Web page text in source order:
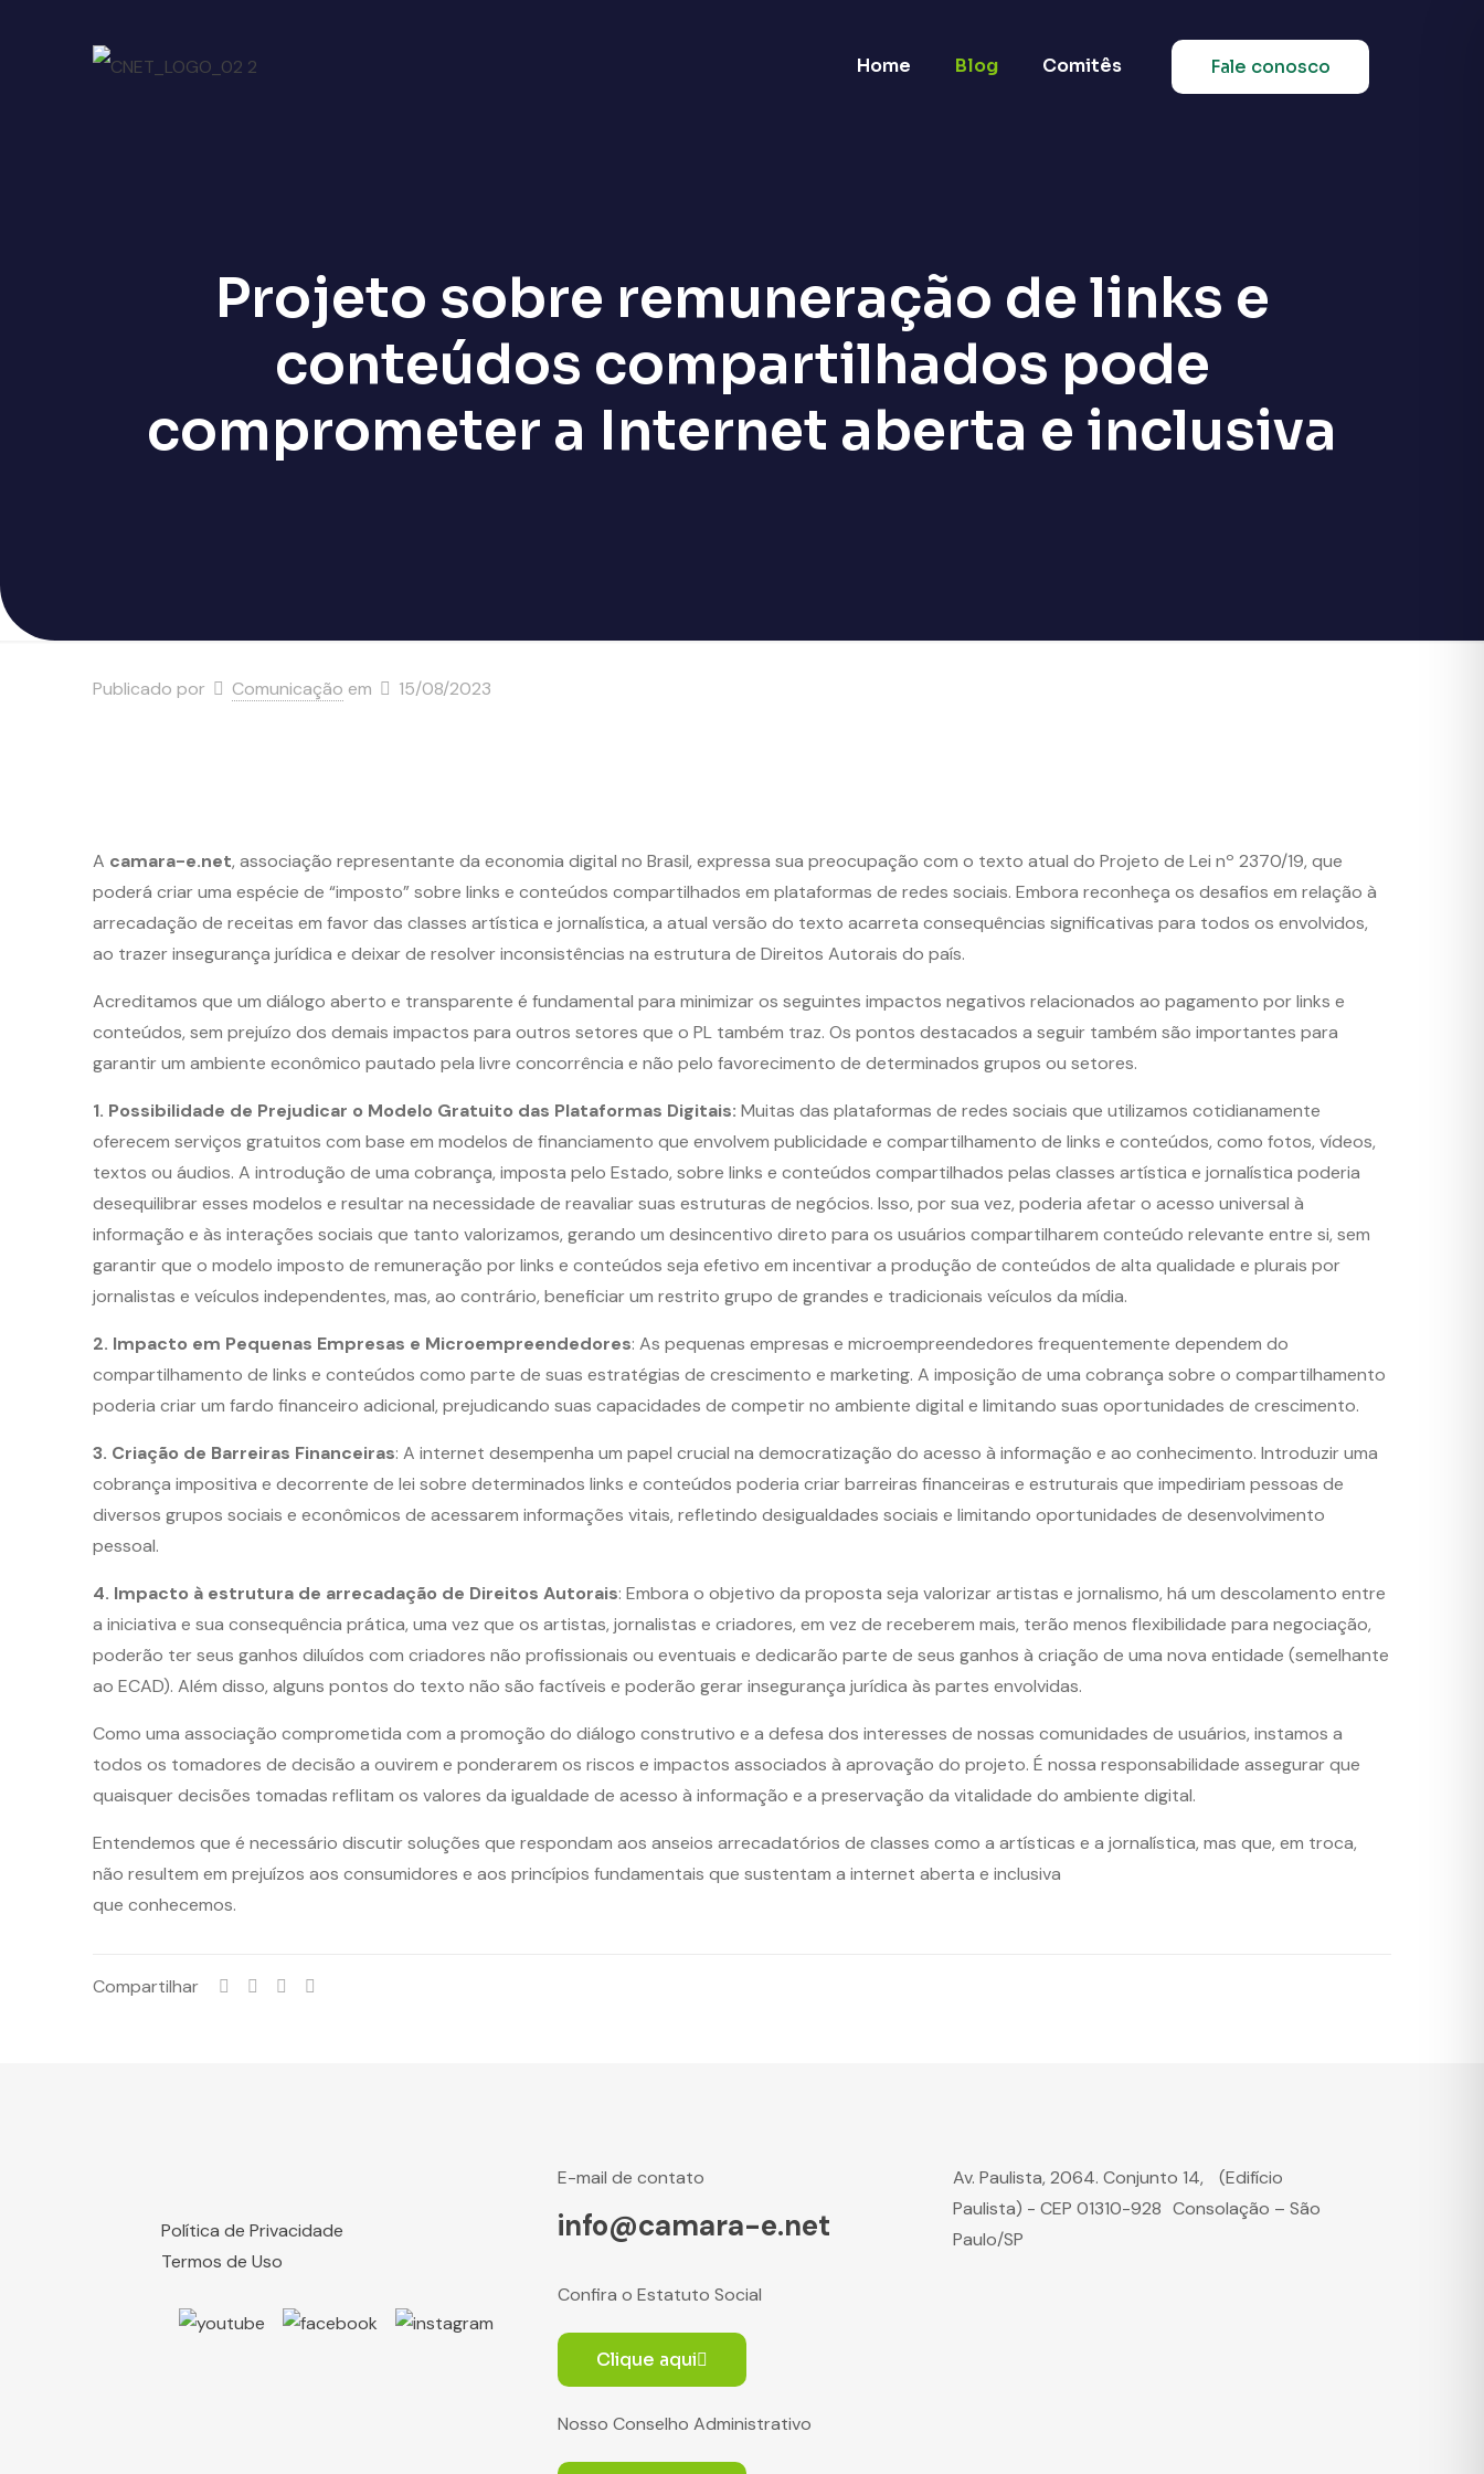
Home Blog Comitês Fale conosco
Projeto sobre remuneração de links e
conteúdos compartilhados pode
comprometer a Internet aberta e inclusiva
Publicado por Comunicação em 15/08/2023
A camara-e.net, associação representante da economia digital no Brasil, expressa sua preocupação com o texto atual do Projeto de Lei nº 2370/19, que
poderá criar uma espécie de “imposto” sobre links e conteúdos compartilhados em plataformas de redes sociais. Embora reconheça os desafios em relação à
arrecadação de receitas em favor das classes artística e jornalística, a atual versão do texto acarreta consequências significativas para todos os envolvidos,
ao trazer insegurança jurídica e deixar de resolver inconsistências na estrutura de Direitos Autorais do país.
Acreditamos que um diálogo aberto e transparente é fundamental para minimizar os seguintes impactos negativos relacionados ao pagamento por links e
conteúdos, sem prejuízo dos demais impactos para outros setores que o PL também traz. Os pontos destacados a seguir também são importantes para
garantir um ambiente econômico pautado pela livre concorrência e não pelo favorecimento de determinados grupos ou setores.
1. Possibilidade de Prejudicar o Modelo Gratuito das Plataformas Digitais: Muitas das plataformas de redes sociais que utilizamos cotidianamente
oferecem serviços gratuitos com base em modelos de financiamento que envolvem publicidade e compartilhamento de links e conteúdos, como fotos, vídeos,
textos ou áudios. A introdução de uma cobrança, imposta pelo Estado, sobre links e conteúdos compartilhados pelas classes artística e jornalística poderia
desequilibrar esses modelos e resultar na necessidade de reavaliar suas estruturas de negócios. Isso, por sua vez, poderia afetar o acesso universal à
informação e às interações sociais que tanto valorizamos, gerando um desincentivo direto para os usuários compartilharem conteúdo relevante entre si, sem
garantir que o modelo imposto de remuneração por links e conteúdos seja efetivo em incentivar a produção de conteúdos de alta qualidade e plurais por
jornalistas e veículos independentes, mas, ao contrário, beneficiar um restrito grupo de grandes e tradicionais veículos da mídia.
2. Impacto em Pequenas Empresas e Microempreendedores: As pequenas empresas e microempreendedores frequentemente dependem do
compartilhamento de links e conteúdos como parte de suas estratégias de crescimento e marketing. A imposição de uma cobrança sobre o compartilhamento
poderia criar um fardo financeiro adicional, prejudicando suas capacidades de competir no ambiente digital e limitando suas oportunidades de crescimento.
3. Criação de Barreiras Financeiras: A internet desempenha um papel crucial na democratização do acesso à informação e ao conhecimento. Introduzir uma
cobrança impositiva e decorrente de lei sobre determinados links e conteúdos poderia criar barreiras financeiras e estruturais que impediriam pessoas de
diversos grupos sociais e econômicos de acessarem informações vitais, refletindo desigualdades sociais e limitando oportunidades de desenvolvimento
pessoal.
4. Impacto à estrutura de arrecadação de Direitos Autorais: Embora o objetivo da proposta seja valorizar artistas e jornalismo, há um descolamento entre
a iniciativa e sua consequência prática, uma vez que os artistas, jornalistas e criadores, em vez de receberem mais, terão menos flexibilidade para negociação,
poderão ter seus ganhos diluídos com criadores não profissionais ou eventuais e dedicarão parte de seus ganhos à criação de uma nova entidade (semelhante
ao ECAD). Além disso, alguns pontos do texto não são factíveis e poderão gerar insegurança jurídica às partes envolvidas.
Como uma associação comprometida com a promoção do diálogo construtivo e a defesa dos interesses de nossas comunidades de usuários, instamos a
todos os tomadores de decisão a ouvirem e ponderarem os riscos e impactos associados à aprovação do projeto. É nossa responsabilidade assegurar que
quaisquer decisões tomadas reflitam os valores da igualdade de acesso à informação e a preservação da vitalidade do ambiente digital.
Entendemos que é necessário discutir soluções que respondam aos anseios arrecadatórios de classes como a artísticas e a jornalística, mas que, em troca,
não resultem em prejuízos aos consumidores e aos princípios fundamentais que sustentam a internet aberta e inclusiva
que conhecemos.
Compartilhar
Política de Privacidade
Termos de Uso
E-mail de contato
info@camara-e.net
Confira o Estatuto Social
Clique aqui
Nosso Conselho Administrativo
Av. Paulista, 2064. Conjunto 14, (Edifício
Paulista) - CEP 01310-928 Consolação – São
Paulo/SP